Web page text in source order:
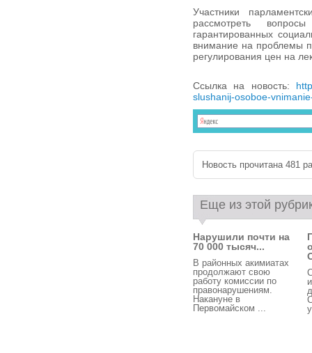
Участники
рассмотреть
гарантированных
внимание на проблемы
регулирования цен на
Ссылка на новость:
slushanij-osoboe-
Новость прочитана 481
Еще из этой
Нарушили почти на
70 000 тысяч...
В районных акимиатах
продолжают свою
работу комиссии по
правонарушениям.
Накануне в
Первомайском ...